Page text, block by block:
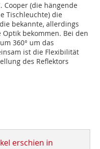
Cooper (die hängende
Tischleuchte) die
bekannte, allerdings
bekommen. Bei den
360° um das
ist die Flexibilität
des Reflektors
erschien in